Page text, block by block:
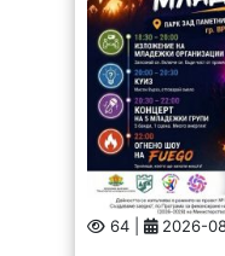
64 | 2026-